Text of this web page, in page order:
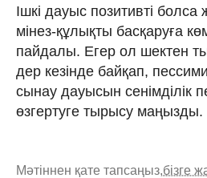
Ішкі дауыс позитивті
мінез-құлықты басқаруға
пайдалы. Егер ол шектен
дер кезінде байқап,
сынау дауысын сенімділік
өзгертуге тырысу маңызды.
Мәтіннен қате тапсаңыз,бізге